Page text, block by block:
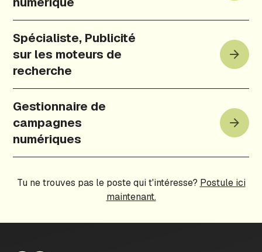
Spécialiste, Publicité
sur les moteurs de
recherche
Gestionnaire de
campagnes
numériques
Tu ne trouves pas le poste qui t'intéresse? Postule ici
maintenant.